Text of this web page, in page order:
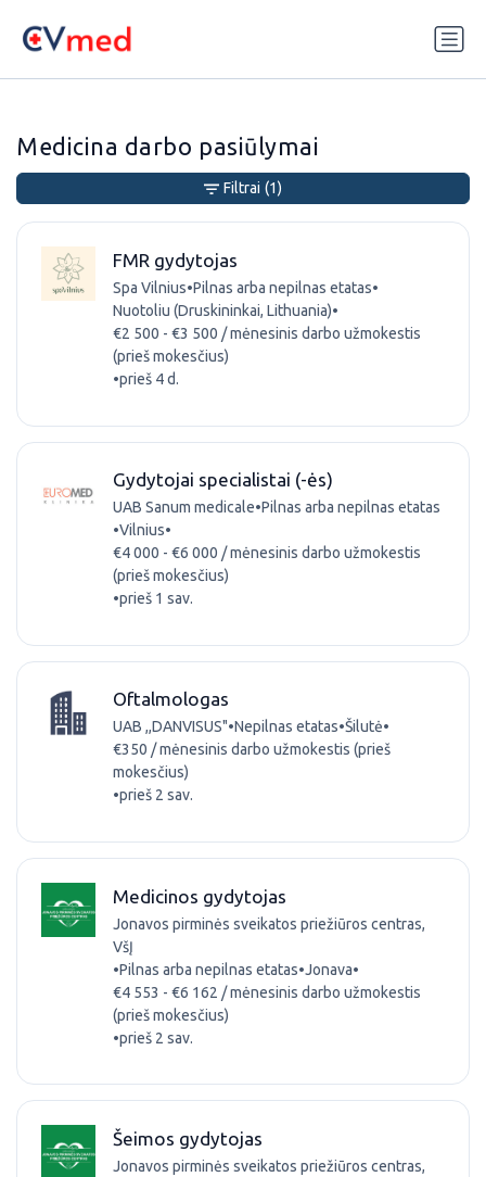
Medicina darbo pasiūlymai
FMR gydytojas
Spa Vilnius•Pilnas arba nepilnas etatas•
Nuotoliu (Druskininkai, Lithuania)•
€2 500 - €3 500 / mėnesinis darbo užmokestis
(prieš mokesčius)
•prieš 4 d.
Gydytojai specialistai (-ės)
UAB Sanum medicale•Pilnas arba nepilnas etatas
•Vilnius•
€4 000 - €6 000 / mėnesinis darbo užmokestis
(prieš mokesčius)
•prieš 1 sav.
Oftalmologas
UAB ,,DANVISUS"•Nepilnas etatas•Šilutė•
€350 / mėnesinis darbo užmokestis (prieš
mokesčius)
•prieš 2 sav.
Medicinos gydytojas
Jonavos pirminės sveikatos priežiūros centras,
VšĮ
•Pilnas arba nepilnas etatas•Jonava•
€4 553 - €6 162 / mėnesinis darbo užmokestis
(prieš mokesčius)
•prieš 2 sav.
Šeimos gydytojas
Jonavos pirminės sveikatos priežiūros centras,
Filtrai (1)